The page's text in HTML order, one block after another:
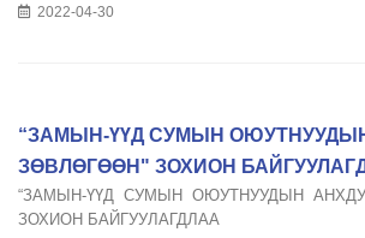
2022-04-30
“ЗАМЫН-ҮҮД СУМЫН
ЗӨВЛӨГӨӨН" ЗОХИОН
“ЗАМЫН-ҮҮД СУМЫН ОЮУТНУУДЫН
ЗОХИОН БАЙГУУЛАГДЛАА